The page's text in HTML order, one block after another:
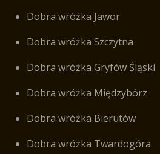
Dobra wróżka Jawor
Dobra wróżka Szczytna
Dobra wróżka Gryfów Śląski
Dobra wróżka Międzybórz
Dobra wróżka Bierutów
Dobra wróżka Twardogóra